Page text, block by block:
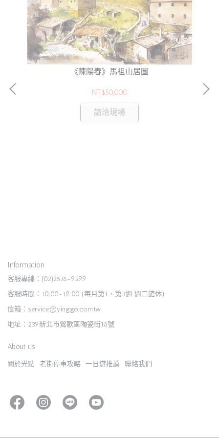
《陳陽春》馬祖山居圖
NT$50,000
請洽現場
Information
客服專線：(02)2678-9599
客服時間：10:00-19:00 (每月第1、第3週 週二館休)
信箱：service@yinggo.com.tw
地址：239新北市鶯歌區陶瓷街18號
About us
關於光點 老街停車攻略 一日遊推薦 聯絡我們